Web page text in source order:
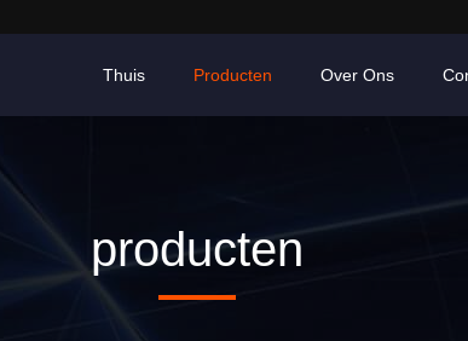
Thuis Producten Over Ons
producten